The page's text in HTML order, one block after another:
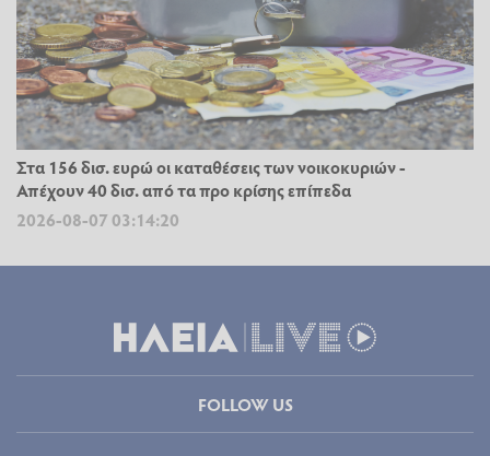
Στα 156 δισ. ευρώ οι καταθέσεις των νοικοκυριών -
Απέχουν 40 δισ. από τα προ κρίσης επίπεδα
2026-08-07 03:14:20
FOLLOW US